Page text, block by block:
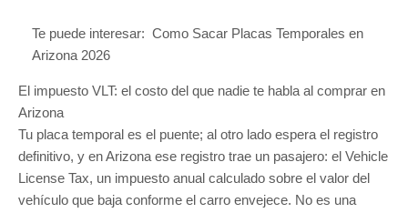
Te puede interesar: Como Sacar Placas Temporales en
Arizona 2026
El impuesto VLT: el costo del que nadie te habla al comprar en
Arizona
Tu placa temporal es el puente; al otro lado espera el registro
definitivo, y en Arizona ese registro trae un pasajero: el Vehicle
License Tax, un impuesto anual calculado sobre el valor del
vehículo que baja conforme el carro envejece. No es una